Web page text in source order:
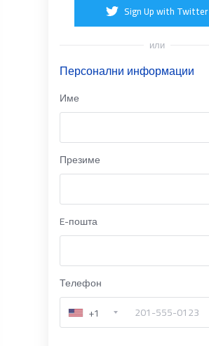
Sign Up with Twitter
или
Персонални информации
Име
Презиме
E-пошта
Телефон
+1